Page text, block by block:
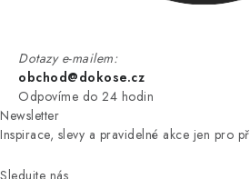
Dotazy e-mailem:
obchod@dokose.cz
Odpovíme do 24 hodin
Newsletter
Inspirace, slevy a pravidelné akce jen pro